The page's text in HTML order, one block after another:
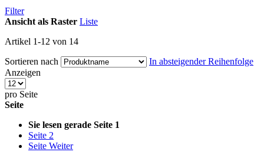
Filter
Ansicht als Raster Liste
Artikel 1-12 von 14
Sortieren nach
In absteigender Reihenfolge
Anzeigen
pro Seite
Seite
Sie lesen gerade Seite 1
Seite 2
Seite Weiter